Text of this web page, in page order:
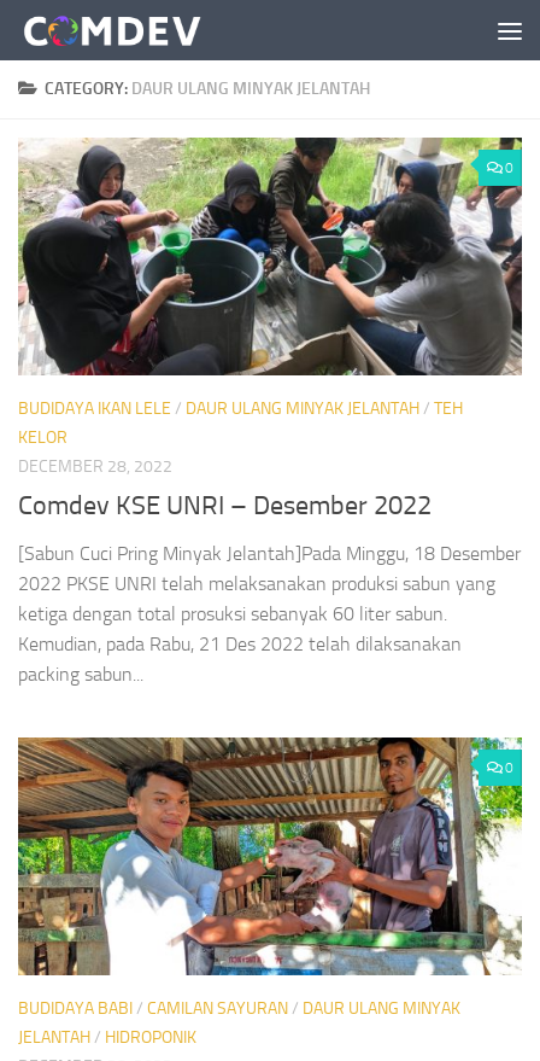
Skip to content
CATEGORY: DAUR ULANG MINYAK JELANTAH
0
BUDIDAYA IKAN LELE / DAUR ULANG MINYAK JELANTAH/ TEH
KELOR
DECEMBER 28, 2022
Comdev KSE UNRI – Desember 2022
[Sabun Cuci Pring Minyak Jelantah]Pada Minggu, 18 Desember
2022 PKSE UNRI telah melaksanakan produksi sabun yang
ketiga dengan total prosuksi sebanyak 60 liter sabun.
Kemudian, pada Rabu, 21 Des 2022 telah dilaksanakan
packing sabun...
0
BUDIDAYA BABI/ CAMILAN SAYURAN/ DAUR ULANG MINYAK
JELANTAH/ HIDROPONIK